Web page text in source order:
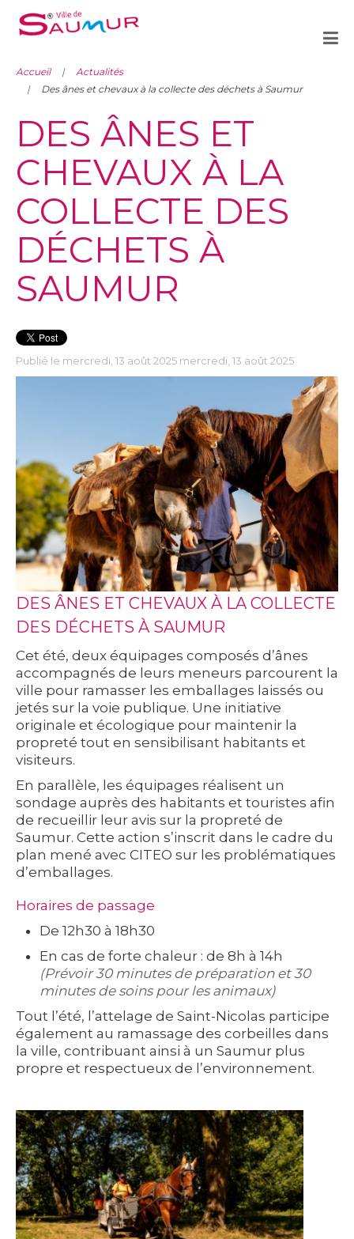
Accueil
Actualités
Des ânes et chevaux à la collecte des déchets à Saumur
DES ÂNES ET
CHEVAUX À LA
COLLECTE DES
DÉCHETS À
SAUMUR
Publié le mercredi, 13 août 2025 mercredi, 13 août 2025
DES ÂNES ET CHEVAUX À LA COLLECTE
DES DÉCHETS À SAUMUR
Cet été, deux équipages composés d’ânes
accompagnés de leurs meneurs parcourent la
ville pour ramasser les emballages laissés ou
jetés sur la voie publique. Une initiative
originale et écologique pour maintenir la
propreté tout en sensibilisant habitants et
visiteurs.
En parallèle, les équipages réalisent un
sondage auprès des habitants et touristes afin
de recueillir leur avis sur la propreté de
Saumur. Cette action s’inscrit dans le cadre du
plan mené avec CITEO sur les problématiques
d’emballages.
Horaires de passage
De 12h30 à 18h30
En cas de forte chaleur : de 8h à 14h
(Prévoir 30 minutes de préparation et 30
minutes de soins pour les animaux)
Tout l’été, l’attelage de Saint-Nicolas participe
également au ramassage des corbeilles dans
la ville, contribuant ainsi à un Saumur plus
propre et respectueux de l’environnement.